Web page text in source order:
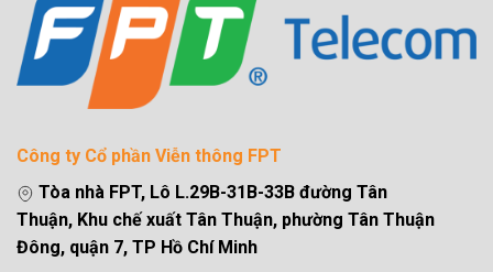
Công ty Cổ phần Viễn thông FPT
Tòa nhà FPT, Lô L.29B-31B-33B đường Tân
Thuận, Khu chế xuất Tân Thuận, phường Tân Thuận
Đông, quận 7, TP Hồ Chí Minh